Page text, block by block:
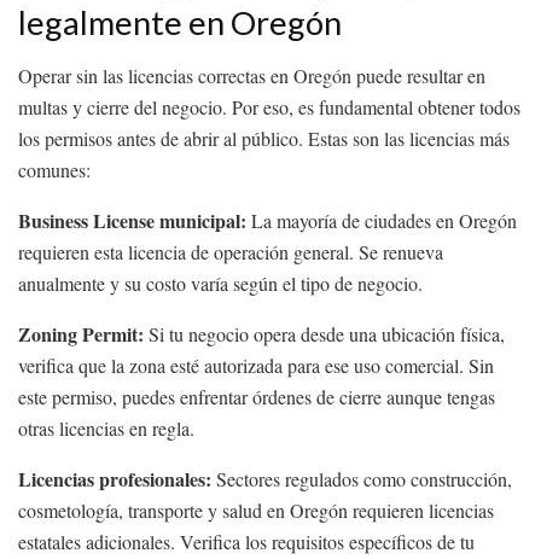
legalmente en Oregón
Operar sin las licencias correctas en Oregón puede resultar en
multas y cierre del negocio. Por eso, es fundamental obtener todos
los permisos antes de abrir al público. Estas son las licencias más
comunes:
Business License municipal: La mayoría de ciudades en Oregón
requieren esta licencia de operación general. Se renueva
anualmente y su costo varía según el tipo de negocio.
Zoning Permit: Si tu negocio opera desde una ubicación física,
verifica que la zona esté autorizada para ese uso comercial. Sin
este permiso, puedes enfrentar órdenes de cierre aunque tengas
otras licencias en regla.
Licencias profesionales: Sectores regulados como construcción,
cosmetología, transporte y salud en Oregón requieren licencias
estatales adicionales. Verifica los requisitos específicos de tu